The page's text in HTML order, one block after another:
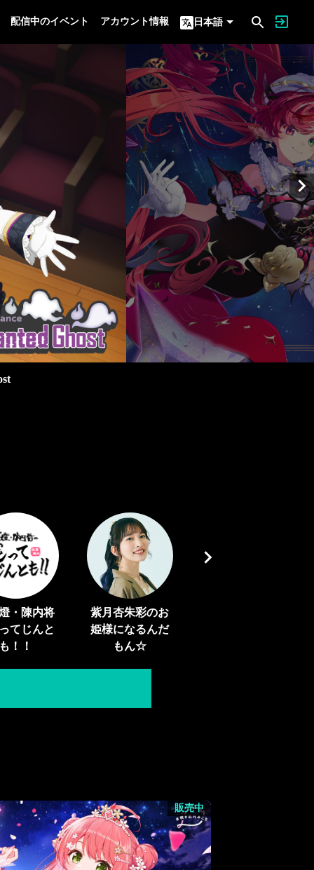
配信中のイベント アカウント情報 日本語
the Stars”
・陳内将
てじんと
！！
紫月杏朱彩のお
姫様になるんだ
もん☆
販売中